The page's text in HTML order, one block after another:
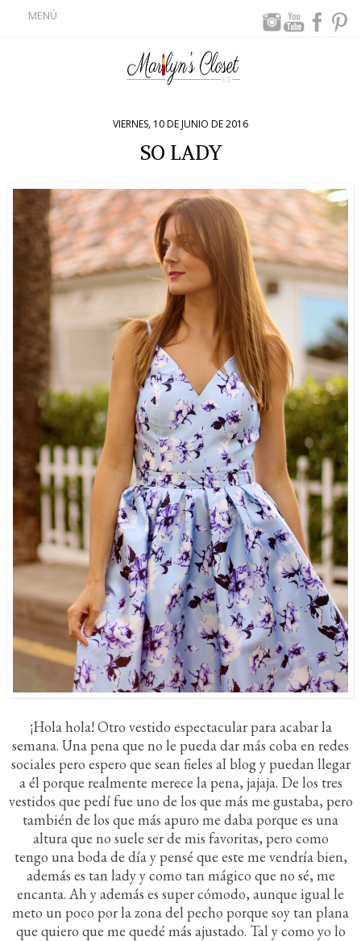
MENÚ
VIERNES, 10 DE JUNIO DE 2016
SO LADY
¡Hola hola! Otro vestido espectacular para acabar la
semana. Una pena que no le pueda dar más coba en redes
sociales pero espero que sean fieles al blog y puedan llegar
a él porque realmente merece la pena, jajaja. De los tres
vestidos que pedí fue uno de los que más me gustaba, pero
también de los que más apuro me daba porque es una
altura que no suele ser de mis favoritas, pero como
tengo una boda de día y pensé que este me vendría bien,
además es tan lady y como tan mágico que no sé, me
encanta. Ah y además es super cómodo, aunque igual le
meto un poco por la zona del pecho porque soy tan plana
que quiero que me quedé más ajustado. Tal y como yo lo